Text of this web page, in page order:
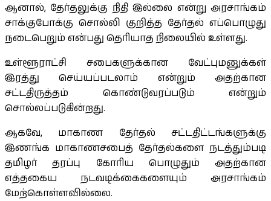
ஆனால், தேர்தலுக்கு நிதி இல்லை என்று அரசாங்கம்
சாக்குபோக்கு சொல்லி குறித்த தேர்தல் எப்பொழுது
நடைபெறும் என்பது தெரியாத நிலையில் உள்ளது.
உள்ளூராட்சி சபைகளுக்கான வேட்புமனுக்கள்
இரத்து செய்யப்படலாம் என்றும் அதற்கான
சட்டதிருத்தம் கொண்டுவரப்படும் என்றும்
சொல்லப்படுகின்றது.
ஆகவே, மாகாண தேர்தல் சட்டதிட்டங்களுக்கு
இணங்க மாகாணசபைத் தேர்தல்களை நடத்தும்படி
தமிழர் தரப்பு கோரிய பொழுதும் அதற்கான
எத்தகைய நடவடிக்கைகளையும் அரசாங்கம்
மேற்கொள்ளவில்லை.